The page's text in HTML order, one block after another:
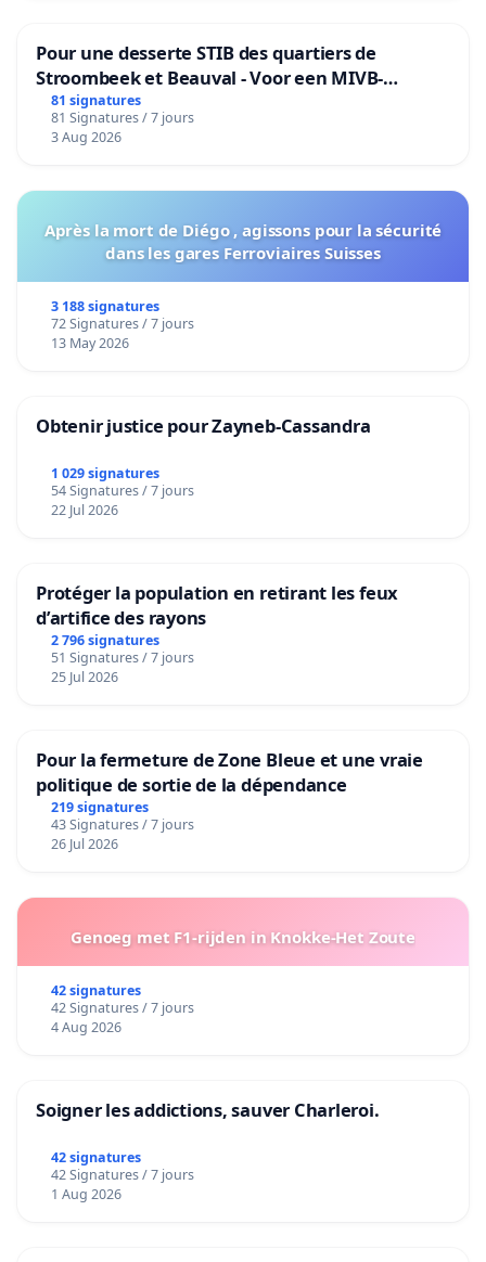
Pour une desserte STIB des quartiers de
Stroombeek et Beauval - Voor een MIVB-
bediening van de wijken Strombeek en Het
Voor
81 signatures
81 Signatures / 7 jours
3 Aug 2026
Après la mort de Diégo , agissons pour la sécurité
dans les gares Ferroviaires Suisses
3 188 signatures
72 Signatures / 7 jours
13 May 2026
Obtenir justice pour Zayneb-Cassandra
1 029 signatures
54 Signatures / 7 jours
22 Jul 2026
Protéger la population en retirant les feux
d’artifice des rayons
2 796 signatures
51 Signatures / 7 jours
25 Jul 2026
Pour la fermeture de Zone Bleue et une vraie
politique de sortie de la dépendance
219 signatures
43 Signatures / 7 jours
26 Jul 2026
Genoeg met F1-rijden in Knokke-Het Zoute
42 signatures
42 Signatures / 7 jours
4 Aug 2026
Soigner les addictions, sauver Charleroi.
42 signatures
42 Signatures / 7 jours
1 Aug 2026